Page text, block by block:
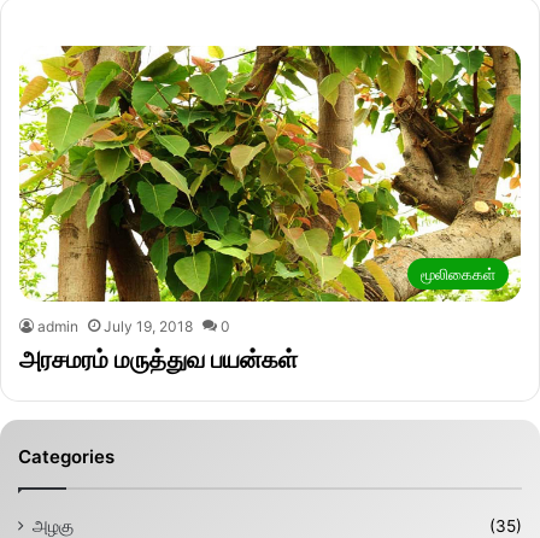
மூலிகைகள்
admin July 19, 2018 0
அரசமரம் மருத்துவ பயன்கள்
Categories
அழகு
(35)